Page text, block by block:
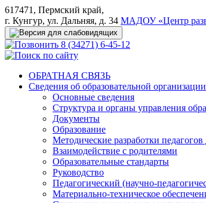
617471, Пермский край,
г. Кунгур, ул. Дальняя, д. 34 МАДОУ «Центр
8 (34271) 6-45-12
ОБРАТНАЯ СВЯЗЬ
Сведения об образовательной организации
Основные сведения
Структура и органы управления
Документы
Образование
Методические разработки
Взаимодействие с родителями
Образовательные стандарты
Руководство
Педагогический (научно-
Материально-техническое